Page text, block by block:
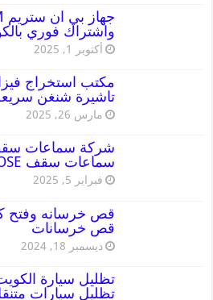
واشتراك فوري
أكتوبر 1, 2025
تاشيرة شنغن
مارس 26, 2025
سماعات سقف BOSE أصلية
فبراير 5, 2025
قص خرسانات
ديسمبر 18, 2024
تظليل سيارات